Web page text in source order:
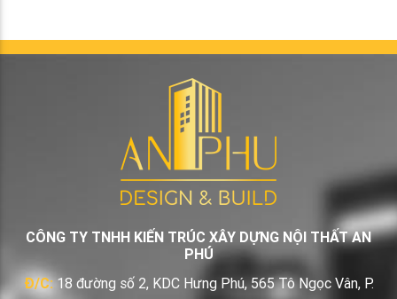
CÔNG TY TNHH KIẾN TRÚC XÂY DỰNG NỘI THẤT AN
PHÚ
Đ/C:18 đường số 2, KDC Hưng Phú, 565 Tô Ngọc Vân, P.